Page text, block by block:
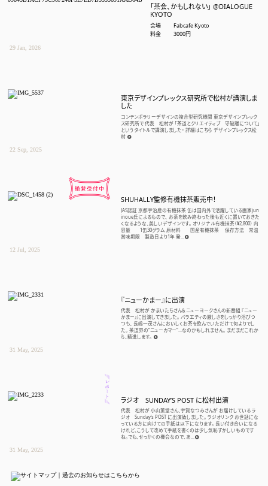
「茶会、かもしれない」 @DIALOGUE
KYOTO
会場
Fabcafe Kyoto
料金
3000円
29 Jan, 2026
東京デザインプレックス研究所で松村が講演しま
した
コンテンポラリーデザインの複合型研究機関 東京デザインプレック
ス研究所で 代表 松村が 「茶道とクリエイティブ 守破離について」
というタイトルで講演しました・ 詳細はこちら デザインプレックス松
村
22 Sep, 2025
 SHUHALLY監修有機抹茶販売中！
JAS認証 京都宇治産の有機抹茶 缶は国内外で活躍している画家jun
inoue氏によるもので、 お茶を飲み終わった後も近くに置いておきた
くなるような、美しいデザインです。 オリジナル有機抹茶（¥2,800） 内
容量 1缶30グラム 原材料 国産有機抹茶 保存方法 常温
賞味期限 製造日より1年 発...
12 Jul, 2025
『ニューかまー』に出演
代表 松村が かまいたちさん＆ニューヨークさんの新番組 『ニュー
かまー』に出演してきました。 バラエティの厳しさをしっかり浴びつ
つも、 長嶋一茂さんにおいしくお茶を飲んでいただけて何よりでし
た。 茶道界の“ニューカマー”…なのかもしれません。 まだまだこれか
ら、精進します。
31 May, 2025
 ラジオ SUNDAY’S POST に松村出演
代表 松村が 小山薫堂さん、宇賀なつみさんが お届けしている ラ
ジオ Sunday’s POST に出演致しました。 ラジオリンク お世話にな
っている方に向けての手紙は以下になります。 長い付き合いになる
けれど、こうして改めて手紙を書くのは少し気恥ずかしいものです
ね。でも、せっかくの機会なので、あ...
31 May, 2025
サイトポリシー
045-263-8869